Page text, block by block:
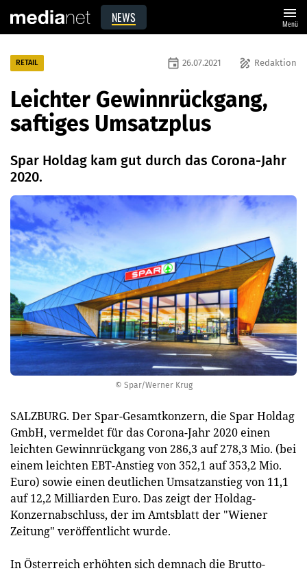
NEWS menu
Menü
© Spar/Werner Krug
RETAIL draw Redaktion
event 26.07.2021
Leichter Gewinnrückgang,
saftiges Umsatzplus
Spar Holdag kam gut durch das Corona-Jahr
2020.
SALZBURG. Der Spar-Gesamtkonzern, die Spar Holdag
GmbH, vermeldet für das Corona-Jahr 2020 einen
leichten Gewinnrückgang von 286,3 auf 278,3 Mio. (bei
einem leichten EBT-Anstieg von 352,1 auf 353,2 Mio.
Euro) sowie einen deutlichen Umsatzanstieg von 11,1
auf 12,2 Milliarden Euro. Das zeigt der Holdag-
Konzernabschluss, der im Amtsblatt der "Wiener
Zeitung" veröffentlicht wurde.
In Österreich erhöhten sich demnach die Brutto-